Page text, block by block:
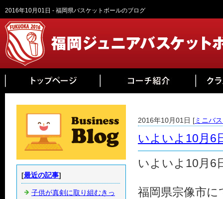
2016年10月01日 - 福岡県バスケットボールのブログ
2016年10月01日 [ミニバ
いよいよ10月6
いよいよ10月6
福岡県宗像市
[最近の記事]
子供が真剣に取り組むきっ